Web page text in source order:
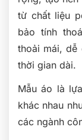
từ chất liệu
bảo tính
thoải mái, dễ
thời gian dài.
Mẫu áo là
khác nhau
các ngành